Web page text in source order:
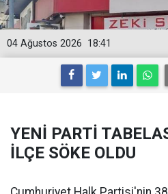
18:41
04 Ağustos 2026
YENİ PARTİ
İLÇE SÖKE OLDU